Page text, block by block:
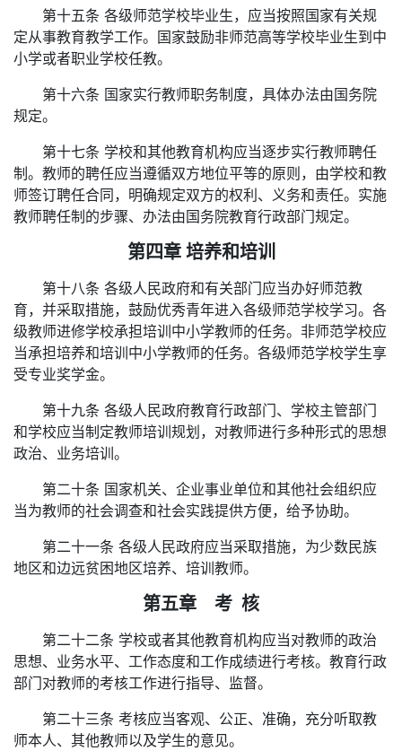
第十五条 各级师范学校毕业生，应当按照国家有关规
定从事教育教学工作。国家鼓励非师范高等学校毕业生到中
小学或者职业学校任教。
第十六条 国家实行教师职务制度，具体办法由国务院
规定。
第十七条 学校和其他教育机构应当逐步实行教师聘任
制。教师的聘任应当遵循双方地位平等的原则，由学校和教
师签订聘任合同，明确规定双方的权利、义务和责任。实施
教师聘任制的步骤、办法由国务院教育行政部门规定。
第四章 培养和培训
第十八条 各级人民政府和有关部门应当办好师范教
育，并采取措施，鼓励优秀青年进入各级师范学校学习。各
级教师进修学校承担培训中小学教师的任务。非师范学校应
当承担培养和培训中小学教师的任务。各级师范学校学生享
受专业奖学金。
第十九条 各级人民政府教育行政部门、学校主管部门
和学校应当制定教师培训规划，对教师进行多种形式的思想
政治、业务培训。
第二十条 国家机关、企业事业单位和其他社会组织应
当为教师的社会调查和社会实践提供方便，给予协助。
第二十一条 各级人民政府应当采取措施，为少数民族
地区和边远贫困地区培养、培训教师。
第五章 考 核
第二十二条 学校或者其他教育机构应当对教师的政治
思想、业务水平、工作态度和工作成绩进行考核。教育行政
部门对教师的考核工作进行指导、监督。
第二十三条 考核应当客观、公正、准确，充分听取教
师本人、其他教师以及学生的意见。